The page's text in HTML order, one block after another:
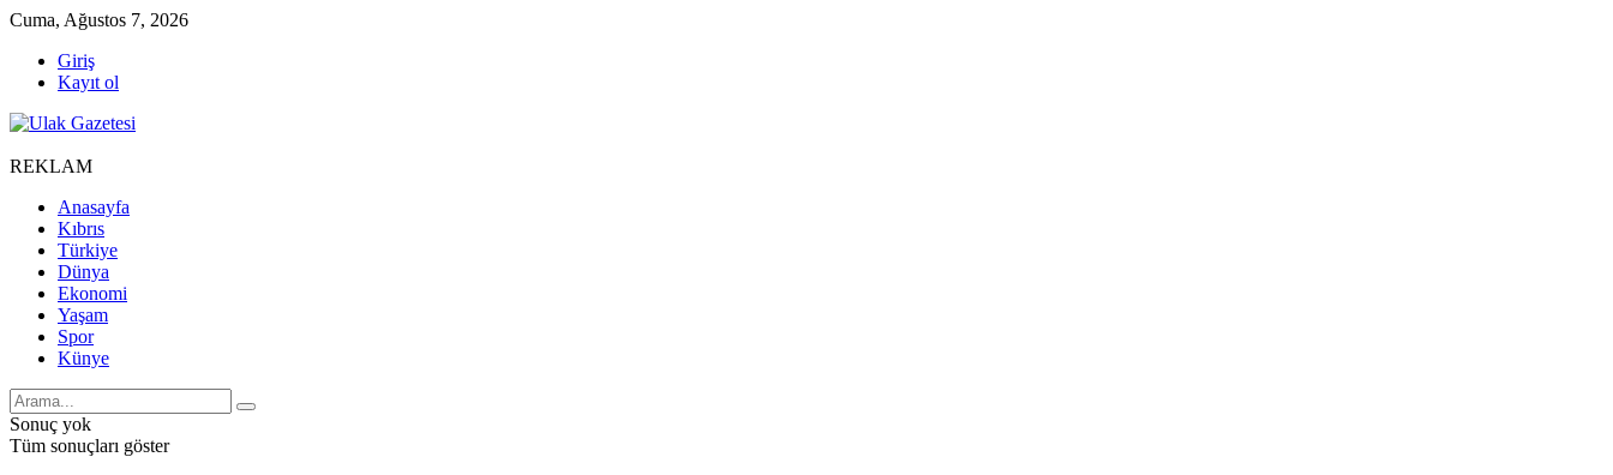
Cuma, Ağustos 7, 2026
Giriş
Kayıt ol
REKLAM
Anasayfa
Kıbrıs
Türkiye
Dünya
Ekonomi
Yaşam
Spor
Künye
Sonuç yok
Tüm sonuçları göster